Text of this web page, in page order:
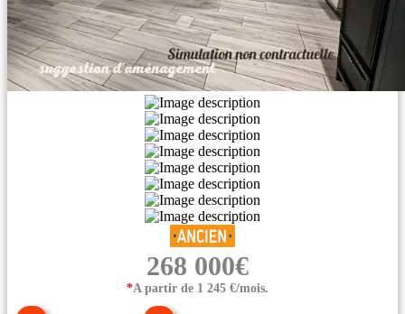
268 000€
*A partir de 1 245 €/mois.